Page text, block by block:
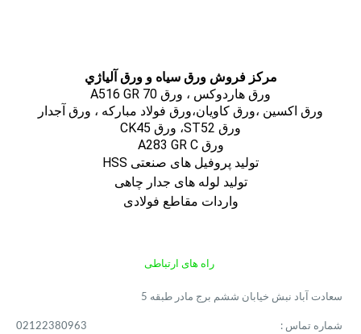
مركز فروش ورق سياه و ورق آلياژي
ورق هاردوکس ، ورق A516 GR 70
ورق اكسين ،ورق كاويان،ورق فولاد مباركه ، ورق آجدار
ورق ST52، ورق CK45
ورق A283 GR C
تولید پروفیل های صنعتی HSS
تولید لوله های جدار چاهی
واردات مقاطع فولادی
راه های ارتباطی
سعادت آباد نبش خیابان ششم برج مادر طبقه 5
شماره تماس : 02122380963